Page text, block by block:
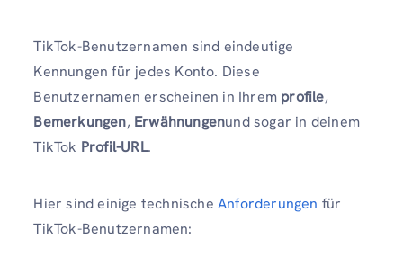
TikTok-Benutzernamen sind eindeutige
Kennungen für jedes Konto. Diese
Benutzernamen erscheinen in Ihrem profile,
Bemerkungen, Erwähnungenund sogar in deinem
TikTok Profil-URL.
Hier sind einige technische Anforderungen für
TikTok-Benutzernamen: